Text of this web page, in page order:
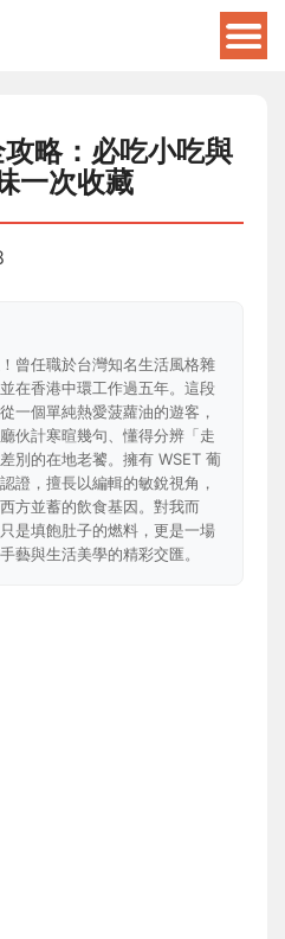
略：必吃小吃與
一次收藏
曾任職於台灣知名生活風格雜
在香港中環工作過五年。這段
一個單純熱愛菠蘿油的遊客，
伙計寒暄幾句、懂得分辨「走
別的在地老饕。擁有 WSET 葡
證，擅長以編輯的敏銳視角，
方並蓄的飲食基因。對我而
是填飽肚子的燃料，更是一場
藝與生活美學的精彩交匯。